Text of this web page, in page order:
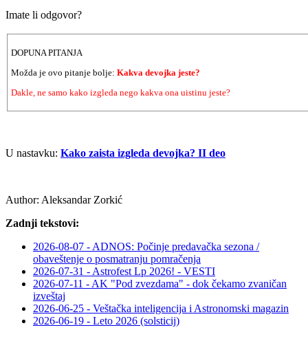
Imate li odgovor?
DOPUNA PITANJA
Možda je ovo pitanje bolje: Kakva devojka jeste?
Dakle, ne samo kako izgleda nego kakva ona uistinu jeste?
U nastavku: Kako zaista izgleda devojka? II deo
Author: Aleksandar Zorkić
Zadnji tekstovi:
2026-08-07 - ADNOS: Počinje predavačka sezona /
obaveštenje o posmatranju pomračenja
2026-07-31 - Astrofest Lp 2026! - VESTI
2026-07-11 - AK "Pod zvezdama" - dok čekamo zvaničan
izveštaj
2026-06-25 - Veštačka inteligencija i Astronomski magazin
2026-06-19 - Leto 2026 (solsticij)